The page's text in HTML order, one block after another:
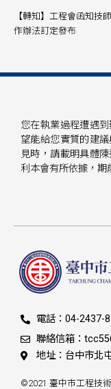
【轉知】工程會函知技
作辦法訂定發布
電話：04-2437-
聯絡信箱：
地址：台中市北
©2021 臺中市工程技
您在執業過程遭遇
望能給您實質的建
見時，請載明具體
利本會有所依據，期